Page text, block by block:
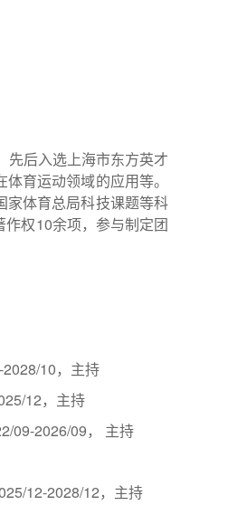
先后入选上海市东方英才
育运动领域的应用等。
家体育总局科技课题等科
权10余项，参与制定团
10，主持
12，主持
09-2026/09， 主持
12-2028/12，主持